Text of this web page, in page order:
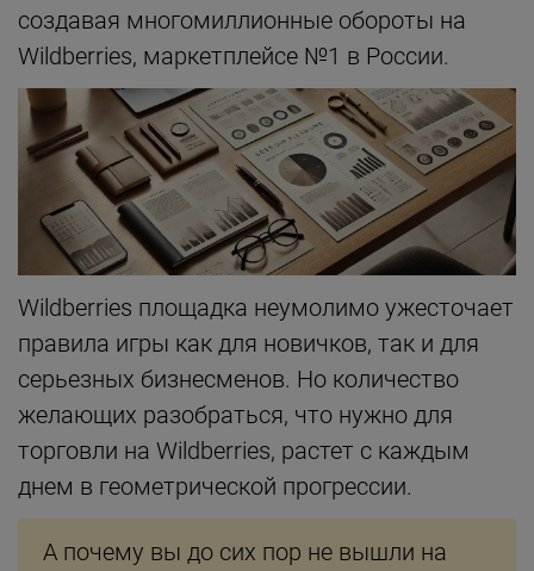
создавая многомиллионные обороты на
Wildberries, маркетплейсе №1 в России.
Wildberries площадка неумолимо ужесточает
правила игры как для новичков, так и для
серьезных бизнесменов. Но количество
желающих разобраться, что нужно для
торговли на Wildberries, растет с каждым
днем в геометрической прогрессии.
А почему вы до сих пор не вышли на